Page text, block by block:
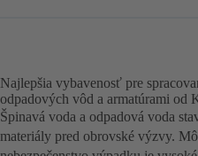
Najlepšia vybavenosť pre
odpadových vôd a armatúrami od
Špinavá voda a odpadová voda
materiály pred obrovské výzvy.